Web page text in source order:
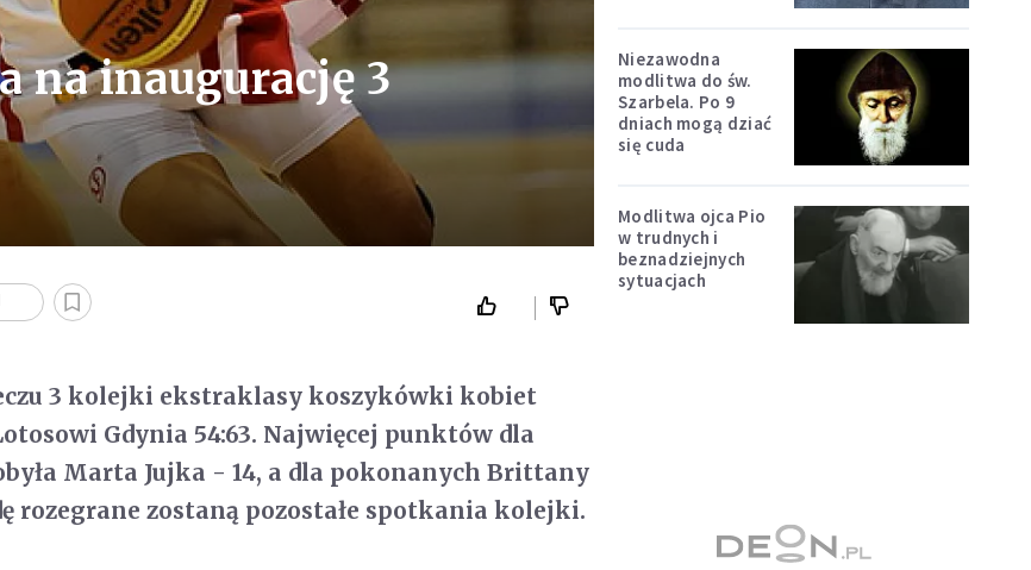
na inaugurację 3
3 kolejki ekstraklasy koszykówki kobiet
Gdynia 54:63. Najwięcej punktów dla
Marta Jujka - 14, a dla pokonanych Brittany
rozegrane zostaną pozostałe spotkania kolejki.
Niezawodna
modlitwa do św.
Szarbela. Po 9
dniach mogą dziać
się cuda
Modlitwa ojca Pio
w trudnych i
beznadziejnych
sytuacjach